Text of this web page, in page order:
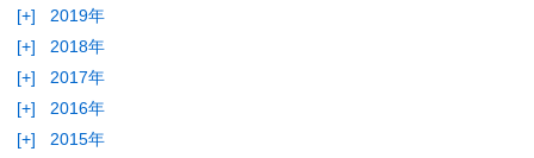
[+]
2019年
[+]
2018年
[+]
2017年
[+]
2016年
[+]
2015年